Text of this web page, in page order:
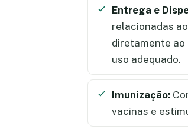
Entrega e
relacionadas
diretamente ao
uso adequado.
Imunização:
vacinas e